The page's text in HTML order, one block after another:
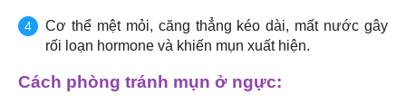
Cơ thể mệt mỏi, căng thẳng kéo dài, mất nước gây
rối loạn hormone và khiến mụn xuất hiện.
Cách phòng tránh mụn ở ngực: